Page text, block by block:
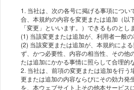
1. 当社は、次の各号に掲げる事項につい
合、本規約の内容を変更または追加（以
「変更」といいます。）できるものとしま
(1) 当該変更または追加が、利⽤者⼀般
(2) 当該変更または追加が、本規約によ
ず、かつ必要性、内容の相当性、その他
たは追加にかかる事情に照らして合理的
2. 当社は、前項の変更または追加を⾏う
更または追加の内容ならびにその効⼒発
を、本ウェブサイト上その他本サービス